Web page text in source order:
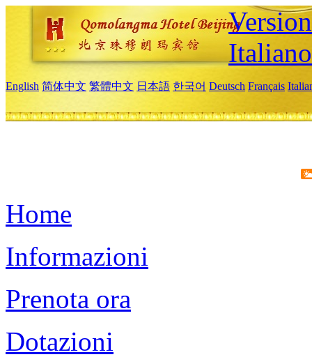
Italiano
English 简体中文 繁體中文 日本語 한국어 Deutsch Français
Home
Informazioni
Prenota ora
Dotazioni